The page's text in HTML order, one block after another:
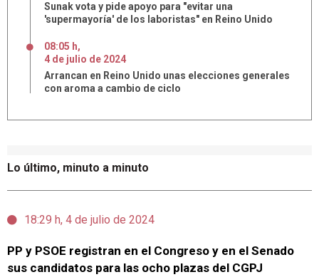
Lo último, minuto a minuto
18:29 h, 4 de julio de 2024
PP y PSOE registran en el Congreso y en el Senado
sus candidatos para las ocho plazas del CGPJ
Sunak vota y pide apoyo para "evitar una
'supermayoría' de los laboristas" en Reino Unido
08:05 h,
4 de julio de 2024
Arrancan en Reino Unido unas elecciones generales
con aroma a cambio de ciclo